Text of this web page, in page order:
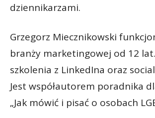
dziennikarzami.
Grzegorz Miecznikowski
branży marketingowej od 12
szkolenia z LinkedIna oraz
Jest współautorem poradnika
„Jak mówić i pisać o osobach